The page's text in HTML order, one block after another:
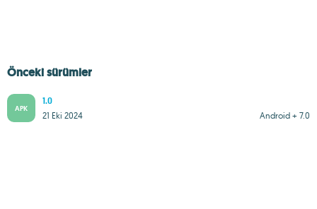
Önceki sürümler
APK
1.0
Android + 7.0
21 Eki 2024